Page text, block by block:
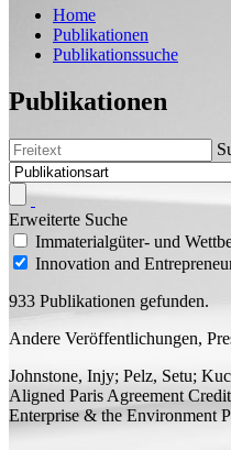
Home
Publikationen
Publikationssuche
Publikationen
Erweiterte Suche
Immaterialgüter- und
Innovation and
933 Publikationen gefunden.
Andere Veröffentlichungen,
Johnstone, Injy; Pelz, Setu;
Aligned Paris Agreement
Enterprise & the Environment